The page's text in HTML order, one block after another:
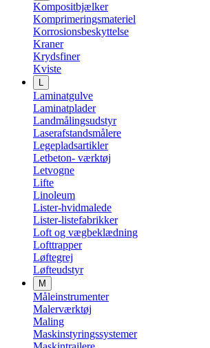
Kompositbjælker
Komprimeringsmateriel
Korrosionsbeskyttelse
Kraner
Krydsfiner
Kviste
L
Laminatgulve
Laminatplader
Landmålingsudstyr
Laserafstandsmålere
Legepladsartikler
Letbeton- værktøj
Letvogne
Lifte
Linoleum
Lister-hvidmalede
Lister-listefabrikker
Loft og vægbeklædning
Lofttrapper
Løftegrej
Løfteudstyr
M
Måleinstrumenter
Malerværktøj
Maling
Maskinstyringssystemer